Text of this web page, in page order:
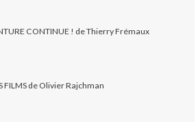
CONTINUE ! de Thierry Frémaux
FILMS de Olivier Rajchman